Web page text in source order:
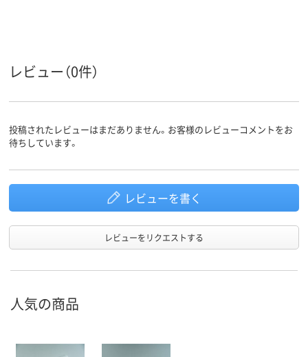
レビュー（0件）
投稿されたレビューはまだありません。お客様のレビューコメントをお
待ちしています。
レビューを書く
レビューをリクエストする
人気の商品